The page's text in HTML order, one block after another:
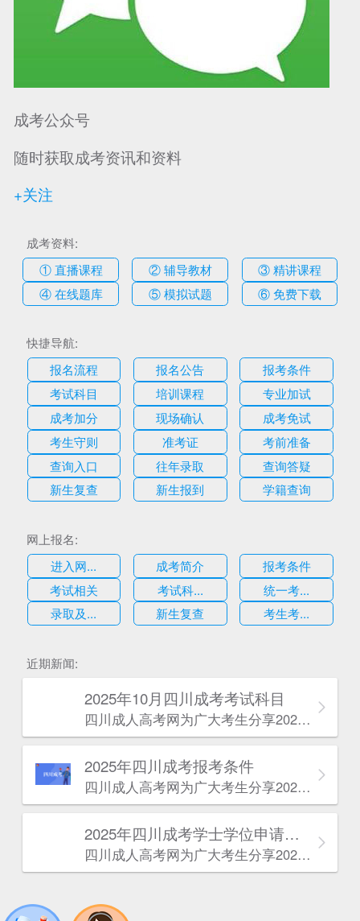
成考公众号
随时获取成考资讯和资料
+关注
成考资料:
① 直播课程
② 辅导教材
③ 精讲课程
④ 在线题库
⑤ 模拟试题 ⑥ 免费下载
快捷导航:
报名流程
报名公告
报考条件
考试科目
培训课程
专业加试
成考加分
现场确认
成考免试
考生守则
准考证
考前准备
查询入口
往年录取
查询答疑
新生复查
新生报到 学籍查询
网上报名:
进入网...
成考简介
报考条件
考试相关
考试科...
统一考...
录取及...
新生复查 考生考...
近期新闻:
2025年10月四川成考考试科目
四川成人高考网​为广大考生分享2025年10月四川成考考试科目。为广大在职人员和社会人士提供学历提升的机会。更多四川成考考试信息，欢迎在线访问四川成人高考网。
2025年‌‌‌‌四川成考报考条件
四川成人高考网​为广大考生分享2025年‌‌‌‌四川成考报考条件。为广大在职人员和社会人士提供学历提升的机会。更多四川成考考试信息，欢迎在线访问四川成人高考网。
2025年‌‌‌‌四川成考学士学位申请条件
四川成人高考网​为广大考生分享2025年‌‌‌‌四川成考学士学位申请条件。为广大在职人员和社会人士提供学历提升的机会。更多四川成考考试信息，欢迎在线访问四川成人高考网。